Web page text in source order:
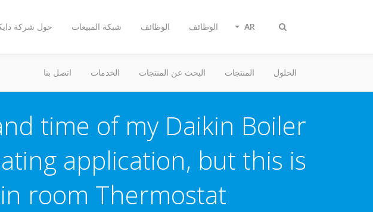
Toggle
حول شركة شبكة المبيعات الوظائف الوظائف AR
الحلول المنتجات البحث عن المنتجات الخدمات اتصل بنا
time of my Daikin Boiler
application, but this is
room Thermostat.